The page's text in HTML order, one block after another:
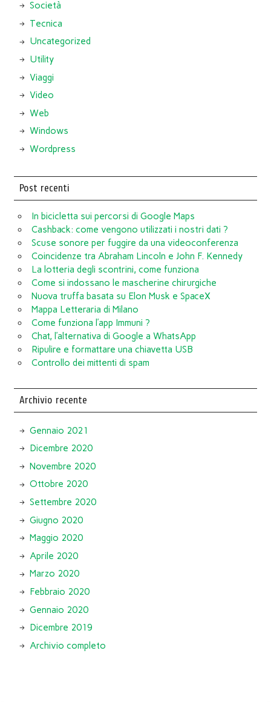
Società
Tecnica
Uncategorized
Utility
Viaggi
Video
Web
Windows
Wordpress
Post recenti
In bicicletta sui percorsi di Google Maps
Cashback: come vengono utilizzati i nostri dati ?
Scuse sonore per fuggire da una videoconferenza
Coincidenze tra Abraham Lincoln e John F. Kennedy
La lotteria degli scontrini, come funziona
Come si indossano le mascherine chirurgiche
Nuova truffa basata su Elon Musk e SpaceX
Mappa Letteraria di Milano
Come funziona l’app Immuni ?
Chat, l’alternativa di Google a WhatsApp
Ripulire e formattare una chiavetta USB
Controllo dei mittenti di spam
Archivio recente
Gennaio 2021
Dicembre 2020
Novembre 2020
Ottobre 2020
Settembre 2020
Giugno 2020
Maggio 2020
Aprile 2020
Marzo 2020
Febbraio 2020
Gennaio 2020
Dicembre 2019
Archivio completo